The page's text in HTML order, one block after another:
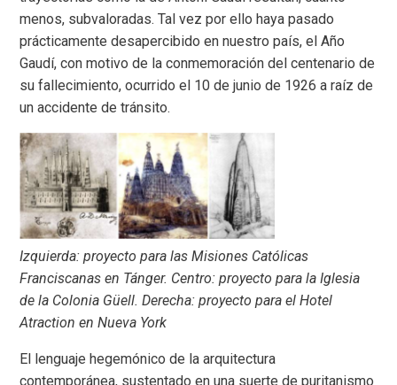
menos, subvaloradas. Tal vez por ello haya pasado
prácticamente desapercibido en nuestro país, el Año
Gaudí, con motivo de la conmemoración del centenario de
su fallecimiento, ocurrido el 10 de junio de 1926 a raíz de
un accidente de tránsito.
Izquierda: proyecto para las Misiones Católicas
Franciscanas en Tánger. Centro: proyecto para la Iglesia
de la Colonia Güell.Derecha: proyecto para el Hotel
Atraction en Nueva York
El lenguaje hegemónico de la arquitectura
contemporánea, sustentado en una suerte de puritanismo